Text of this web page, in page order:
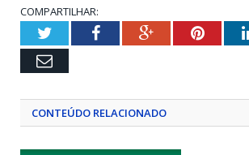
COMPARTILHAR:
TwitterFacebookGoogle+
Email
CONTEÚDO RELACIONADO